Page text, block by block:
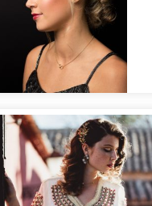
para sesión de
de la firma Harpo